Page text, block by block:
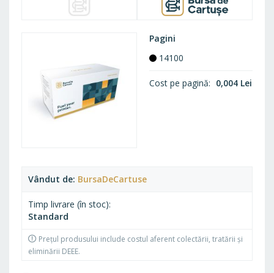
Vândut de BursaDeCartuse
Timp livrare (în stoc)
Standard
Prețul produsului include costul aferent colectării, tratării și
eliminării DEEE.
Pagini
14100
Cost pe pagină 0,004 Lei